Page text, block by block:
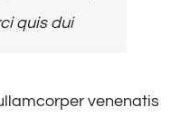
quis dui
venenatis